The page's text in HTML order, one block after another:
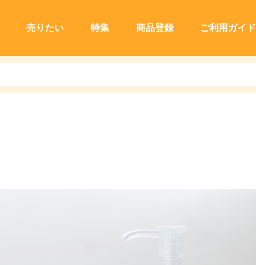
売りたい 特集 商品登録 ご利用ガイド